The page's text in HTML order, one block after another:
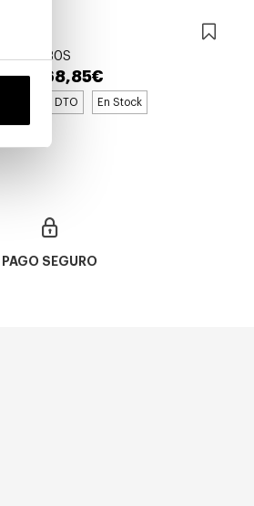
GG 1730S
268,85€
-10€ DTO En Stock
PAGO SEGURO